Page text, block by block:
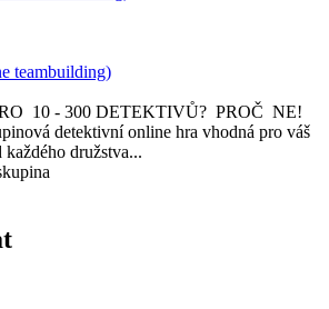
teambuilding)
10 - 300 DETEKTIVŮ? PROČ NE!
detektivní online hra vhodná pro váš
družstva...